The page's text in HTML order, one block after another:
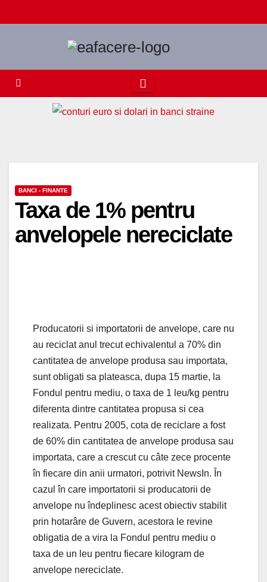
to
BANCI - FINANTE
Taxa de 1% pentru
anvelopele nereciclate
Producatorii si importatorii de anvelope, care nu
au reciclat anul trecut echivalentul a 70% din
cantitatea de anvelope produsa sau importata,
sunt obligati sa plateasca, dupa 15 martie, la
Fondul pentru mediu, o taxa de 1 leu/kg pentru
diferenta dintre cantitatea propusa si cea
realizata. Pentru 2005, cota de reciclare a fost
de 60% din cantitatea de anvelope produsa sau
importata, care a crescut cu câte zece procente
în fiecare din anii urmatori, potrivit NewsIn. În
cazul în care importatorii si producatorii de
anvelope nu îndeplinesc acest obiectiv stabilit
prin hotarâre de Guvern, acestora le revine
obligatia de a vira la Fondul pentru mediu o
taxa de un leu pentru fiecare kilogram de
anvelope nereciclate.